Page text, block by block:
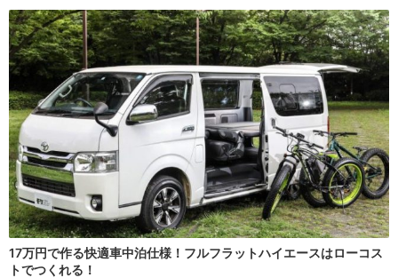
17万円で作る快適車中泊仕様！フルフラットハイエースはローコス
トでつくれる！